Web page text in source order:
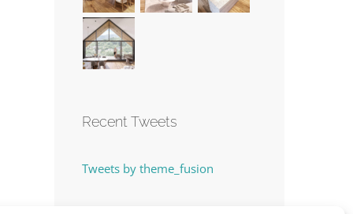
Recent Tweets
Tweets by theme_fusion